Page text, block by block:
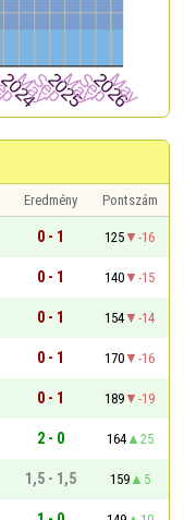
Eredmény
Pontszám
0 - 1 125
-16
0 - 1 140
-15
0 - 1 154
-14
0 - 1 170
-16
0 - 1 189
-19
2 - 0 164
25
1,5 - 1,5 159
5